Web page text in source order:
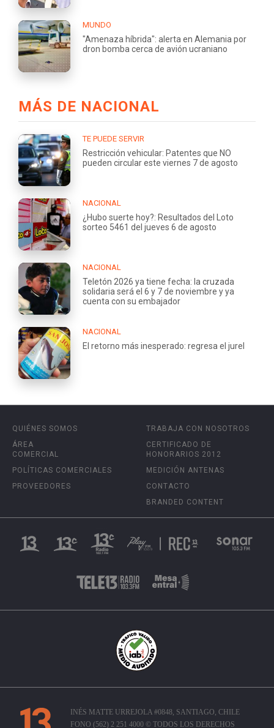
MUNDO
"Amenaza híbrida": alerta en Alemania por
dron bomba cerca de avión ucraniano
MÁS DE NACIONAL
TE PUEDE SERVIR
Restricción vehicular: Patentes que NO
pueden circular este viernes 7 de agosto
NACIONAL
¿Hubo suerte hoy?: Resultados del Loto
sorteo 5461 del jueves 6 de agosto
NACIONAL
Teletón 2026 ya tiene fecha: la cruzada
solidaria será el 6 y 7 de noviembre y ya
cuenta con su embajador
NACIONAL
El retorno más inesperado: regresa el jurel
QUIÉNES SOMOS
ÁREA
COMERCIAL
POLÍTICAS COMERCIALES
PROVEEDORES
TRABAJA CON NOSOTROS
CERTIFICADO DE
HONORARIOS 2012
MEDICIÓN ANTENAS
CONTACTO
BRANDED CONTENT
INÉS MATTE URREJOLA #0848, SANTIAGO, CHILE
FONO (562) 2 251 4000 © TODOS LOS DERECHOS